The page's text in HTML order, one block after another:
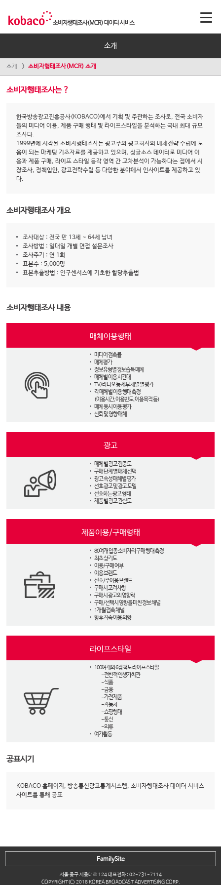
소개
소개 소비자행태조사(MCR) 소개
소비자행태조사는 ?
한국방송광고진흥공사(KOBACO)에서 기획 및 주관하는 조사로, 전국 소비자
들의 미디어 이용, 제품 구매 행태 및 라이프스타일을 분석하는 국내 최대 규모
조사다.
1999년에 시작된 소비자행태조사는 광고주와 광고회사의 매체전략 수립에 도
움이 되는 마케팅 기초자료를 제공하고 있으며, 싱글소스 데이터로 미디어 이
용과 제품 구매, 라이프 스타일 등각 영역 간 교차분석이 가능하다는 점에서 시
장조사, 정책입안, 광고전략수립 등 다양한 분야에서 인사이트를 제공하고 있
다.
소비자행태조사 개요
조사대상 : 전국 만 13세 ~ 64세 남녀
조사방법 : 일대일 개별 면접 설문조사
조사주기 : 연 1회
표본수 : 5,000명
표본추출방법 : 인구센서스에 기초한 할당추출법
소비자행태조사 내용
매체이용행태
미디어 접촉률
매체평가
정보유형별 정보습득 매체
매체별 이용 시간대
TV/라디오 등 세부 채널 별 평가
각 매체별 이용 행태 측정
(이용시간, 이용빈도, 이용목적 등)
매체 동시 이용 평가
신뢰 및 영향 매체
광고
매체 별 광고 집중도
구매 단계 별 매체 선택
광고 속성 매체별 평가
선호 광고 및 광고 모델
선호하는 광고 형태
제품 별 광고 관심도
제품이용/구매형태
80여개 업종 소비자의 구매 행태 측정
최초 상기도
이용/구매 여부
이용 브랜드
선호/주이용 브랜드
구매시 고려사항
구매시 광고의 영향력
구매/선택시 영향을 미친 정보 채널
1개월 접촉 채널
향후 지속 이용 의향
라이프스타일
100여개의 6점 척도 라이프스타일
- 전반적 인생가치관
- 식품
- 금융
- 가전제품
- 자동차
- 쇼핑행태
- 통신
- 의류
여가활동
공표시기
KOBACO 홈페이지, 방송통신광고통계시스템, 소비자행태조사 데이터 서비스
사이트를 통해 공표
서울 중구 세종대로 124 대표전화 : 02-731-7114
COPYRIGHT(C) 2018 KOREA BROADCAST ADVERTISING CORP.
FamilySite